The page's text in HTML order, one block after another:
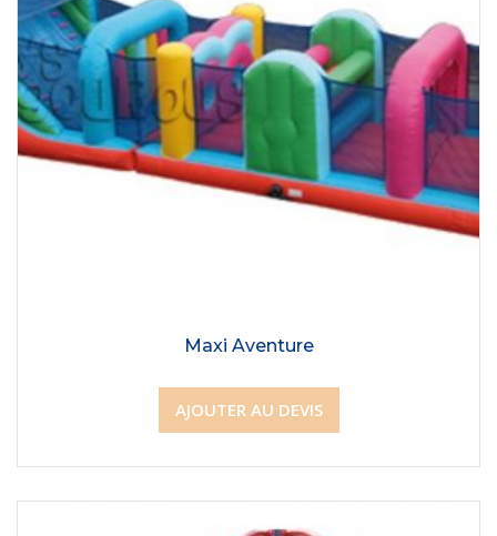
Maxi Aventure
AJOUTER AU DEVIS